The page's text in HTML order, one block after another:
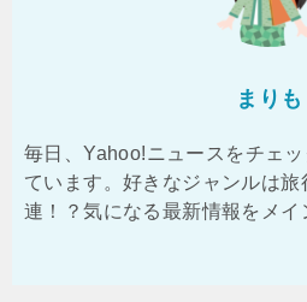
まりも
毎日、Yahoo!ニュースをチェ
ています。好きなジャンルは旅
連！？気になる最新情報をメイ